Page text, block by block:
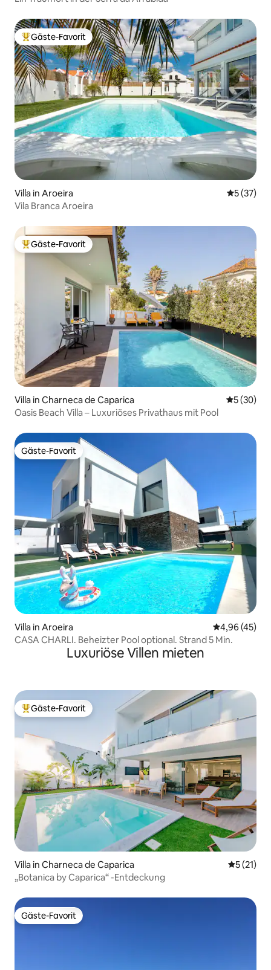
Beliebter Gäste-Favorit.
Gäste-Favorit
Villa in Aroeira
5 (37)
Vila Branca Aroeira
Beliebter Gäste-Favorit.
Gäste-Favorit
Villa in Charneca de Caparica
5 (30)
Oasis Beach Villa – Luxuriöses Privathaus mit Pool
Gäste-Favorit
Gäste-Favorit
Villa in Aroeira
4,96 (45)
CASA CHARLI. Beheizter Pool optional. Strand 5 Min.
Luxuriöse Villen mieten
Beliebter Gäste-Favorit.
Gäste-Favorit
Villa in Charneca de Caparica
5 (21)
„Botanica by Caparica“ -Entdeckung
Gäste-Favorit
Gäste-Favorit